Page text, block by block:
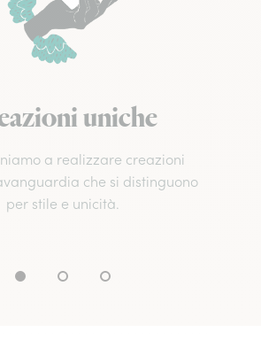
uniche
a realizzare creazioni
che si distinguono
per stile e unicità.